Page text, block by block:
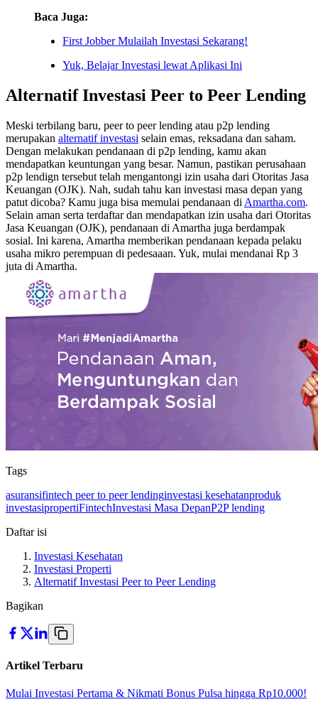
Baca Juga:
First Jobber Mulailah Investasi Sekarang!
Yuk, Belajar Investasi lewat Aplikasi Ini
Alternatif Investasi Peer to Peer Lending
Meski terbilang baru, peer to peer lending atau p2p lending
merupakan alternatif investasi selain emas, reksadana dan saham.
Dengan melakukan pendanaan di p2p lending, kamu akan
mendapatkan keuntungan yang besar. Namun, pastikan perusahaan
p2p lendign tersebut telah mengantongi izin usaha dari Otoritas Jasa
Keuangan (OJK). Nah, sudah tahu kan investasi masa depan yang
patut dicoba? Kamu juga bisa memulai pendanaan di Amartha.com.
Selain aman serta terdaftar dan mendapatkan izin usaha dari Otoritas
Jasa Keuangan (OJK), pendanaan di Amartha juga berdampak
sosial. Ini karena, Amartha memberikan pendanaan kepada pelaku
usaha mikro perempuan di pedesaaan. Yuk, mulai mendanai Rp 3
juta di Amartha.
Tags
asuransifintech peer to peer lendinginvestasi kesehatanproduk
investasipropertiFintechInvestasi Masa DepanP2P lending
Daftar isi
Investasi Kesehatan
Investasi Properti
Alternatif Investasi Peer to Peer Lending
Bagikan
Artikel Terbaru
Mulai Investasi Pertama & Nikmati Bonus Pulsa hingga Rp10.000!